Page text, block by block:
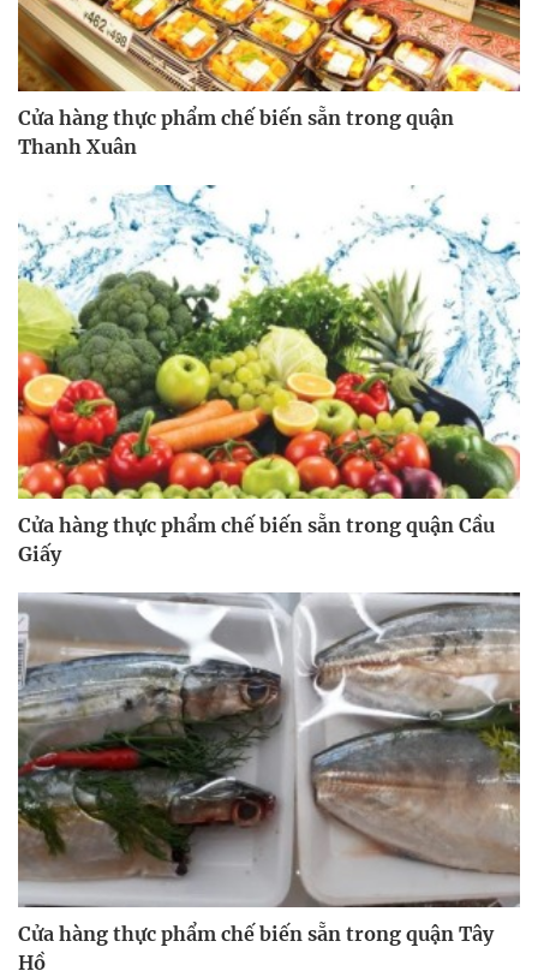
Cửa hàng thực phẩm chế biến sẵn trong quận
Thanh Xuân
Cửa hàng thực phẩm chế biến sẵn trong quận Cầu
Giấy
Cửa hàng thực phẩm chế biến sẵn trong quận Tây
Hồ